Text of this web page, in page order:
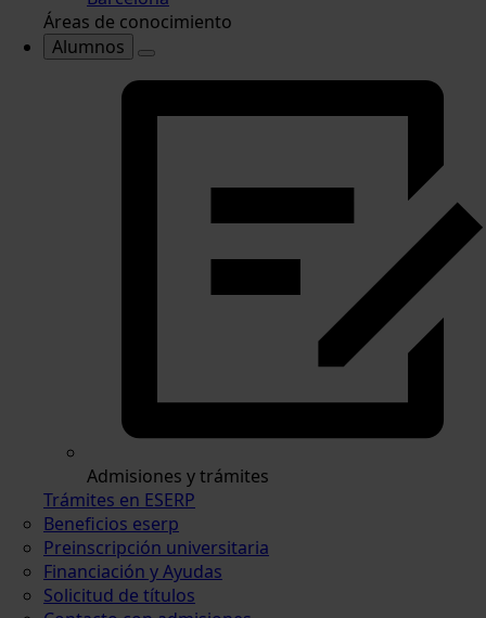
Áreas de conocimiento
Alumnos
Admisiones y trámites
Trámites en ESERP
Beneficios eserp
Preinscripción universitaria
Financiación y Ayudas
Solicitud de títulos